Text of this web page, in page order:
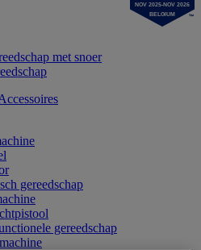
met snoer
gereedschap
gereedschap
NOV 2025-NOV 2026
BELGIUM